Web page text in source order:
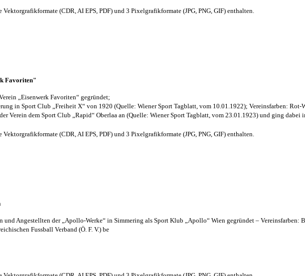
(CDR, AI EPS, PDF) und 3 Pixelgrafikformate (JPG, PNG, GIF) enthalten.
Favoriten"
„Eisenwerk Favoriten“ gegründet;
in Sport Club „Freiheit X“ von 1920 (Quelle: Wiener Sport Tagblatt, vom 10.01.1922); Vereinsfarben: Rot-
Verein dem Sport Club „Rapid“ Oberlaa an (Quelle: Wiener Sport Tagblatt, vom 23.01.1923) und ging dabei
(CDR, AI EPS, PDF) und 3 Pixelgrafikformate (JPG, PNG, GIF) enthalten.
und Angestellten der „Apollo-Werke“ in Simmering als Sport Klub „Apollo“ Wien gegründet – Vereinsfarben:
Fussball Verband (Ö. F. V.) be